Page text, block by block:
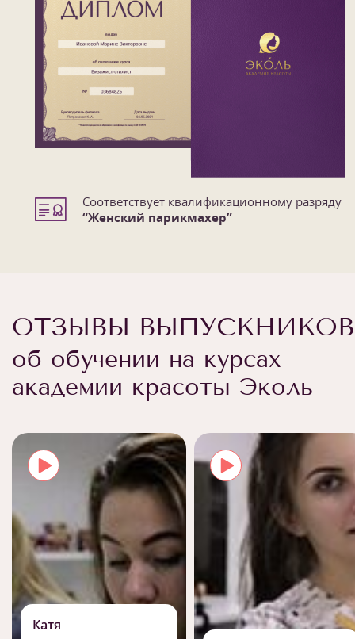
Соответствует квалификационному разряду
“Женский парикмахер”
ОТЗЫВЫ ВЫПУСКНИКОВ
об обучении на курсах
академии красоты Эколь
Катя